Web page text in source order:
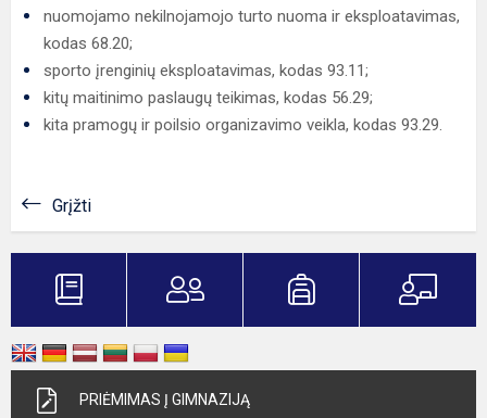
nuomojamo nekilnojamojo turto nuoma ir eksploatavimas,
kodas 68.20;
sporto įrenginių eksploatavimas, kodas 93.11;
kitų maitinimo paslaugų teikimas, kodas 56.29;
kita pramogų ir poilsio organizavimo veikla, kodas 93.29.
Grįžti
PRIĖMIMAS Į GIMNAZIJĄ